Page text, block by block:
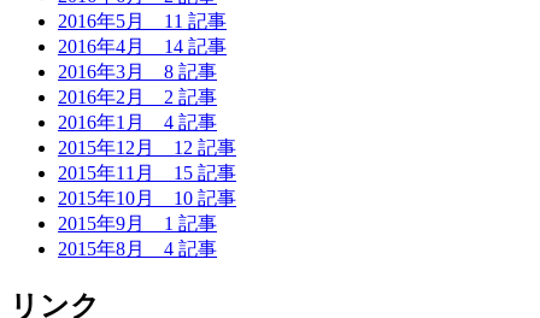
2016年5月 11 記事
2016年4月 14 記事
2016年3月 8 記事
2016年2月 2 記事
2016年1月 4 記事
2015年12月 12 記事
2015年11月 15 記事
2015年10月 10 記事
2015年9月 1 記事
2015年8月 4 記事
リンク